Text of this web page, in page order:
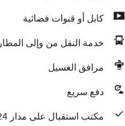
كابل أو قنوات فضائية
خدمة النقل من وإلى المطار
مرافق الغسيل
دفع سريع
مكتب استقبال على مدار 24 ساعة